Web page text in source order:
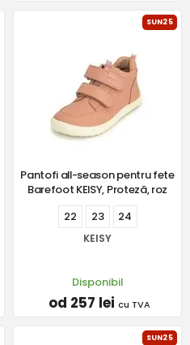
SUN25
Pantofi all-season pentru fete
Barefoot KEISY, Proteză, roz
22
23 24
KEISY
Disponibil
od 257 lei cu TVA
SUN25